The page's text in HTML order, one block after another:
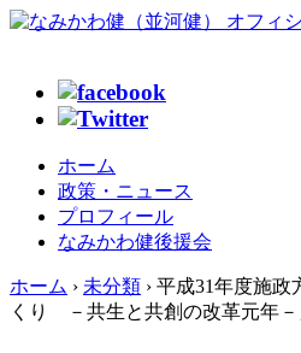
ホーム
政策・ニュース
プロフィール
なみかわ健後援会
ホーム › 未分類 › 平成31年度施政
くり －共生と共創の改革元年－